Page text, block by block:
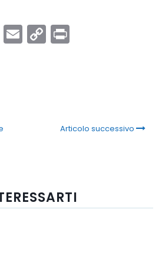
WhatsApp
Email
Copy
Link
Articolo successivo